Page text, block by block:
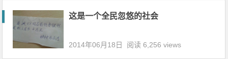
这是一个全民忽悠的社会
2014年06月18日 阅读 6,256 views